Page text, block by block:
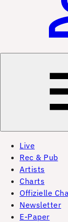
Live
Rec & Pub
Artists
Charts
Offizielle
Newsletter
E-Paper